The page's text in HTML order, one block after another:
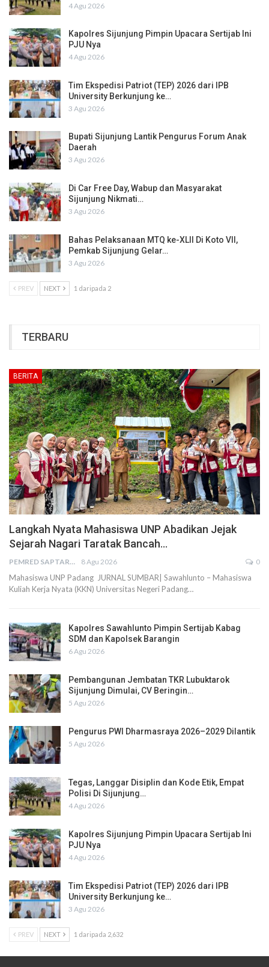
4 Agu 2026
Kapolres Sijunjung Pimpin Upacara Sertijab Ini
PJU Nya
4 Agu 2026
Tim Ekspedisi Patriot (TEP) 2026 dari IPB
University Berkunjung ke…
3 Agu 2026
Bupati Sijunjung Lantik Pengurus Forum Anak
Daerah
3 Agu 2026
Di Car Free Day, Wabup dan Masyarakat
Sijunjung Nikmati…
3 Agu 2026
Bahas Pelaksanaan MTQ ke-XLII Di Koto VII,
Pemkab Sijunjung Gelar…
3 Agu 2026
PREV NEXT 1 daripada 2
TERBARU
BERITA
Langkah Nyata Mahasiswa UNP Abadikan Jejak
Sejarah Nagari Taratak Bancah…
PEMRED SAPTARIUS 8 Agu 2026 0
Mahasiswa UNP Padang JURNAL SUMBAR| Sawahlunto – Mahasiswa
Kuliah Kerja Nyata (KKN) Universitas Negeri Padang…
Kapolres Sawahlunto Pimpin Sertijab Kabag
SDM dan Kapolsek Barangin
6 Agu 2026
Pembangunan Jembatan TKR Lubuktarok
Sijunjung Dimulai, CV Beringin…
5 Agu 2026
Pengurus PWI Dharmasraya 2026–2029 Dilantik
5 Agu 2026
Tegas, Langgar Disiplin dan Kode Etik, Empat
Polisi Di Sijunjung…
4 Agu 2026
Kapolres Sijunjung Pimpin Upacara Sertijab Ini
PJU Nya
4 Agu 2026
Tim Ekspedisi Patriot (TEP) 2026 dari IPB
University Berkunjung ke…
3 Agu 2026
PREV NEXT 1 daripada 2,632